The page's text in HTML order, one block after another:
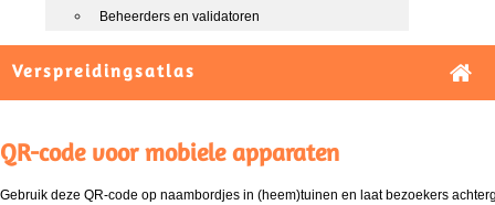
Beheerders en validatoren
Verspreidingsatlas
QR-code voor mobiele apparaten
Gebruik deze QR-code op naambordjes in (heem)tuinen en laat bezoekers